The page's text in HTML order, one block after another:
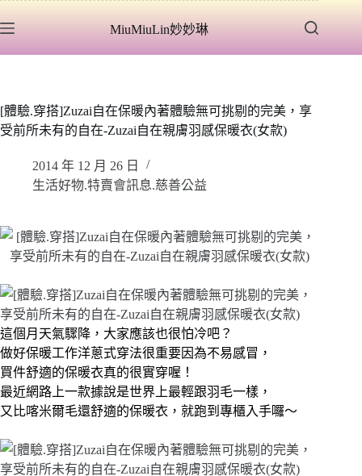
至
容
MiuMiuLin妙妙琳
[體驗.穿搭]Zuzai自在保暖內著體驗無可挑剔的完美，享
受前所未有的自在-Zuzai自在親膚羽感保暖衣(女款)
2014 年 12 月 26 日
生活好物.特賣會訊息.慈善公益
這個月天氣驟降，大家應該也很怕冷吧？
做好保暖工作洋蔥式穿法很重要因為不易感冒，
買件舒適的保暖衣真的很實穿喔！
最近網路上一款據說是世界上最輕跟羽毛一樣，
又比喀米爾毛還舒適的保暖衣，就跑到專櫃入手囉～